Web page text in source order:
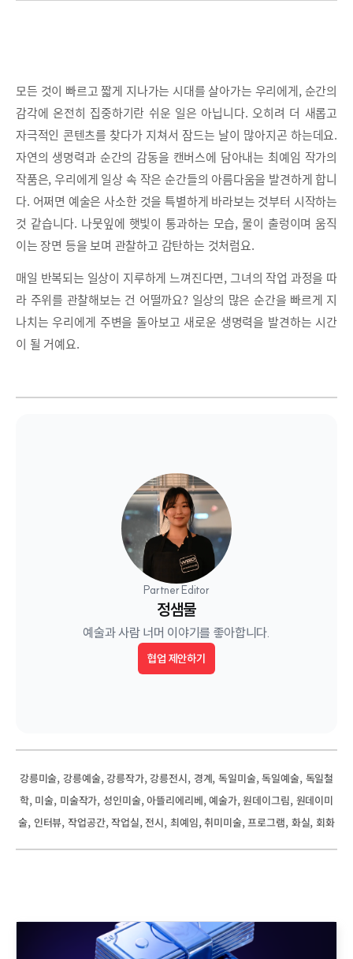
모든 것이 빠르고 짧게 지나가는 시대를 살아가는 우리에게, 순간의
감각에 온전히 집중하기란 쉬운 일은 아닙니다. 오히려 더 새롭고
자극적인 콘텐츠를 찾다가 지쳐서 잠드는 날이 많아지곤 하는데요.
자연의 생명력과 순간의 감동을 캔버스에 담아내는 최예임 작가의
작품은, 우리에게 일상 속 작은 순간들의 아름다움을 발견하게 합니
다. 어쩌면 예술은 사소한 것을 특별하게 바라보는 것부터 시작하는
것 같습니다. 나뭇잎에 햇빛이 통과하는 모습, 물이 출렁이며 움직
이는 장면 등을 보며 관찰하고 감탄하는 것처럼요.
매일 반복되는 일상이 지루하게 느껴진다면, 그녀의 작업 과정을 따
라 주위를 관찰해보는 건 어떨까요? 일상의 많은 순간을 빠르게 지
나치는 우리에게 주변을 돌아보고 새로운 생명력을 발견하는 시간
이 될 거예요.
Partner Editor
정샘물
예술과 사람 너머 이야기를 좋아합니다.
협업 제안하기
강릉미술, 강릉예술, 강릉작가, 강릉전시, 경계, 독일미술, 독일예술, 독일철
학, 미술, 미술작가, 성인미술, 아뜰리에리베, 예술가, 원데이그림, 원데이미
술, 인터뷰, 작업공간, 작업실, 전시, 최예임, 취미미술, 프로그램, 화실, 회화